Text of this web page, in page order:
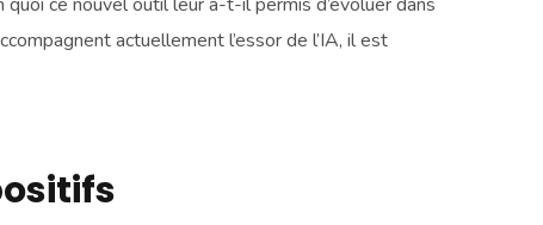
actuellement l’essor de l’IA, il est